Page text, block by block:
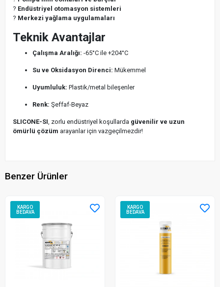
? Endüstriyel otomasyon sistemleri
? Merkezi yağlama uygulamaları
Teknik Avantajlar
Çalışma Aralığı: -65°C ile +204°C
Su ve Oksidasyon Direnci: Mükemmel
Uyumluluk: Plastik/metal bileşenler
Renk: Şeffaf-Beyaz
SLICONE-SI, zorlu endüstriyel koşullarda güvenilir ve uzun
ömürlü çözüm arayanlar için vazgeçilmezdir!
Benzer Ürünler
KARGO
BEDAVA
KARGO
BEDAVA